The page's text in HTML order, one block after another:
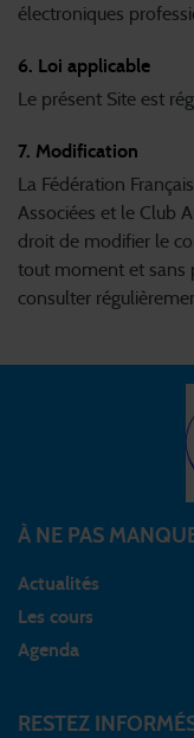
électroniques
6. Loi applicable
Le présent Site est
7. Modification
La Fédération
Associées et le Club
droit de modifier le
tout moment et sans
consulter
À NE PAS
Actualités
Les cours
Agenda
RESTEZ